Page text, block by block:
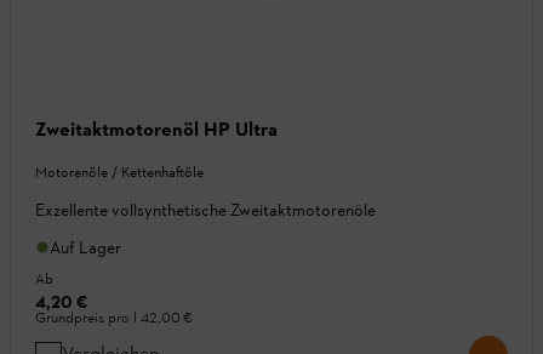
Zweitaktmotorenöl HP Ultra
Motorenöle / Kettenhaftöle
Exzellente vollsynthetische Zweitaktmotorenöle
Auf Lager
Ab
4,20 €
Grundpreis pro l 42,00 €